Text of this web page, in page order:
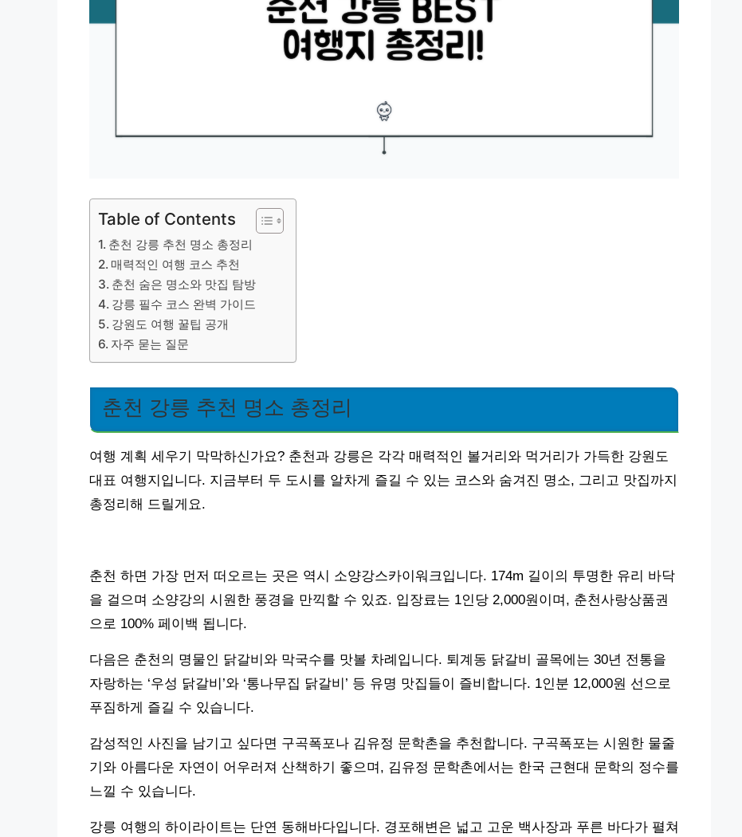
Table of Contents
춘천 강릉 추천 명소 총정리
매력적인 여행 코스 추천
춘천 숨은 명소와 맛집 탐방
강릉 필수 코스 완벽 가이드
강원도 여행 꿀팁 공개
자주 묻는 질문
춘천 강릉 추천 명소 총정리
여행 계획 세우기 막막하신가요? 춘천과 강릉은 각각 매력적인 볼거리와 먹거리가 가득한 강원도
대표 여행지입니다. 지금부터 두 도시를 알차게 즐길 수 있는 코스와 숨겨진 명소, 그리고 맛집까지
총정리해 드릴게요.
춘천 하면 가장 먼저 떠오르는 곳은 역시 소양강스카이워크입니다. 174m 길이의 투명한 유리 바닥
을 걸으며 소양강의 시원한 풍경을 만끽할 수 있죠. 입장료는 1인당 2,000원이며, 춘천사랑상품권
으로 100% 페이백 됩니다.
다음은 춘천의 명물인 닭갈비와 막국수를 맛볼 차례입니다. 퇴계동 닭갈비 골목에는 30년 전통을
자랑하는 ‘우성 닭갈비’와 ‘통나무집 닭갈비’ 등 유명 맛집들이 즐비합니다. 1인분 12,000원 선으로
푸짐하게 즐길 수 있습니다.
감성적인 사진을 남기고 싶다면 구곡폭포나 김유정 문학촌을 추천합니다. 구곡폭포는 시원한 물줄
기와 아름다운 자연이 어우러져 산책하기 좋으며, 김유정 문학촌에서는 한국 근현대 문학의 정수를
느낄 수 있습니다.
강릉 여행의 하이라이트는 단연 동해바다입니다. 경포해변은 넓고 고운 백사장과 푸른 바다가 펼쳐